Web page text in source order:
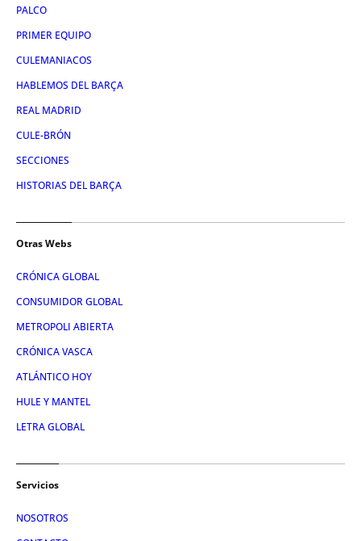
PALCO
PRIMER EQUIPO
CULEMANIACOS
HABLEMOS DEL BARÇA
REAL MADRID
CULE-BRÓN
SECCIONES
HISTORIAS DEL BARÇA
Otras Webs
CRÓNICA GLOBAL
CONSUMIDOR GLOBAL
METROPOLI ABIERTA
CRÓNICA VASCA
ATLÁNTICO HOY
HULE Y MANTEL
LETRA GLOBAL
Servicios
NOSOTROS